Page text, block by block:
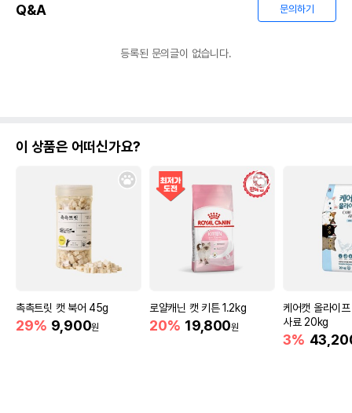
Q&A 문의하기
등록된 문의글이 없습니다.
이 상품은 어떠신가요?
촉촉트릿 캣 북어 45g
29% 9,900원
로얄캐닌 캣 키튼 1.2kg
20% 19,800원
케어캣 올라이
사료 20kg
3%